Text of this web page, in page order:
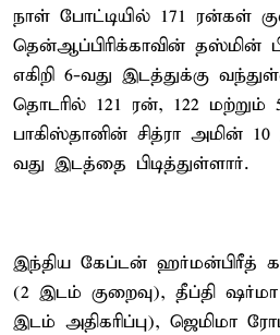
நாள் போட்டியில் 171 ரன்கள்
தென்ஆப்பிரிக்காவின் தஸ்மின்
எகிறி 6-வது இடத்துக்கு
தொடரில் 121 ரன், 122
பாகிஸ்தானின் சித்ரா அமின்
வது இடத்தை பிடித்துள்ளார்.
இந்திய கேப்டன் ஹர்மன்பிரீத்
(2 இடம் குறைவு), தீப்தி ஷர்மா
இடம் அதிகரிப்பு), ஜெமிமா